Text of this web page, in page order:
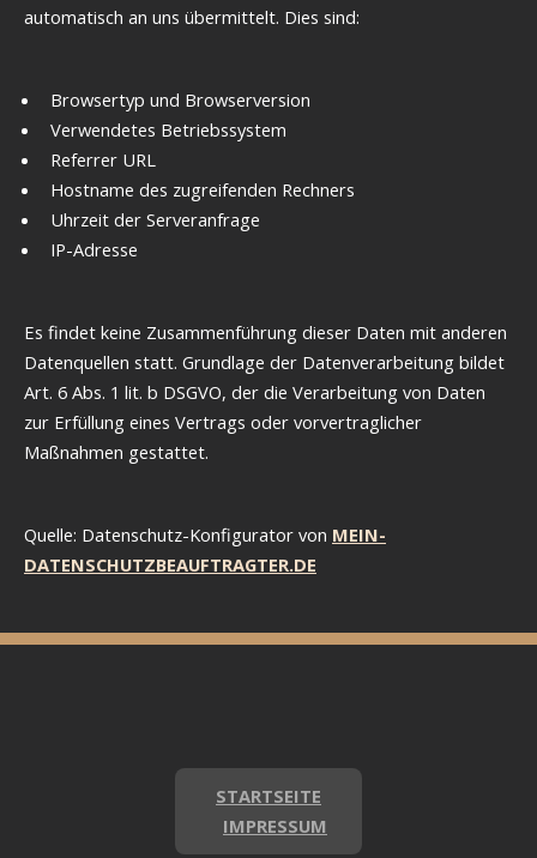
automatisch an uns übermittelt. Dies sind:
Browsertyp und Browserversion
Verwendetes Betriebssystem
Referrer URL
Hostname des zugreifenden Rechners
Uhrzeit der Serveranfrage
IP-Adresse
Es findet keine Zusammenführung dieser Daten mit anderen
Datenquellen statt. Grundlage der Datenverarbeitung bildet
Art. 6 Abs. 1 lit. b DSGVO, der die Verarbeitung von Daten
zur Erfüllung eines Vertrags oder vorvertraglicher
Maßnahmen gestattet.
Quelle: Datenschutz-Konfigurator von MEIN-
DATENSCHUTZBEAUFTRAGTER.DE
STARTSEITE
IMPRESSUM